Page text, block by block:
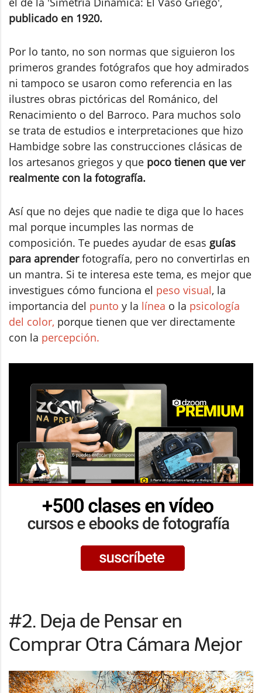
publicado en 1920.
Por lo tanto, no son normas que siguieron los
primeros grandes fotógrafos que hoy admirados
ni tampoco se usaron como referencia en las
ilustres obras pictóricas del Románico, del
Renacimiento o del Barroco. Para muchos solo
se trata de estudios e interpretaciones que hizo
Hambidge sobre las construcciones clásicas de
los artesanos griegos y que poco tienen que ver
realmente con la fotografía.
Así que no dejes que nadie te diga que lo haces
mal porque incumples las normas de
composición. Te puedes ayudar de esas guías
para aprenderfotografía, pero no convertirlas en
un mantra. Si te interesa este tema, es mejor que
investigues cómo funciona el peso visual, la
importancia del punto y la línea o la psicología
del color, porque tienen que ver directamente
con la percepción.
#2. Deja de Pensar en
Comprar Otra Cámara Mejor